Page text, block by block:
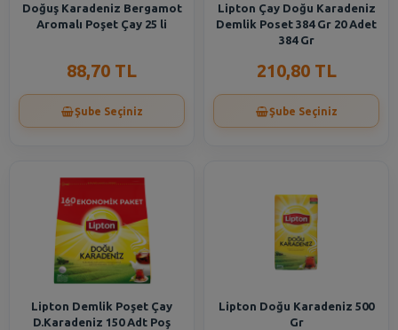
Doğuş Karadeniz Bergamot
Aromalı Poşet Çay 25 li
88,70 TL
Şube Seçiniz
Lipton Çay Doğu Karadeniz
Demlik Poset 384 Gr 20 Adet
384 Gr
210,80 TL
Şube Seçiniz
Lipton Demlik Poşet Çay
D.Karadeniz 150 Adt Poş
Lipton Doğu Karadeniz 500
Gr